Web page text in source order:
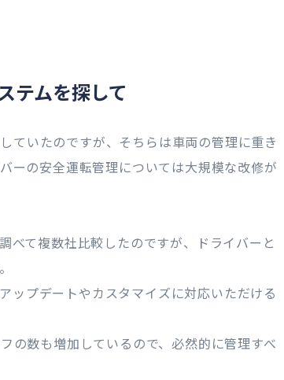
テムを探して
ていたのですが、そちらは車両の管理に重き
ーの安全運転管理については大規模な改修が
べて複数社比較したのですが、ドライバーと
ップデートやカスタマイズに対応いただける
の数も増加しているので、必然的に管理すべ